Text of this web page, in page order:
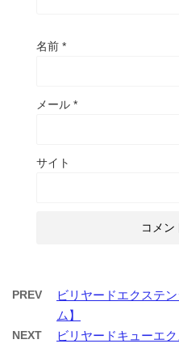
名前 *
メール *
サイト
PREV
ビリヤードエクステ
ム】
NEXT
ビリヤードキューエ